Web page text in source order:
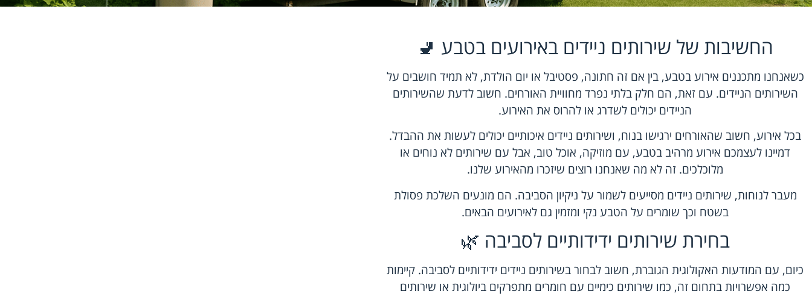
החשיבות של שירותים ניידים באירועים בטבע 🚽
כשאנחנו מתכננים אירוע בטבע, בין אם זה חתונה, פסטיבל או יום הולדת, לא תמיד חושבים על
השירותים הניידים. עם זאת, הם חלק בלתי נפרד מחוויית האורחים. חשוב לדעת שהשירותים
הניידים יכולים לשדרג או להרוס את האירוע.
בכל אירוע, חשוב שהאורחים ירגישו בנוח, ושירותים ניידים איכותיים יכולים לעשות את ההבדל.
דמיינו לעצמכם אירוע מרהיב בטבע, עם מוזיקה, אוכל טוב, אבל עם שירותים לא נוחים או
מלוכלכים. זה לא מה שאנחנו רוצים שיזכרו מהאירוע שלנו.
מעבר לנוחות, שירותים ניידים מסייעים לשמור על ניקיון הסביבה. הם מונעים השלכת פסולת
בשטח וכך שומרים על הטבע נקי ומזמין גם לאירועים הבאים.
בחירת שירותים ידידותיים לסביבה 🌿
כיום, עם המודעות האקולוגית הגוברת, חשוב לבחור בשירותים ניידים ידידותיים לסביבה. קיימות
כמה אפשרויות בתחום זה, כמו שירותים כימיים עם חומרים מתפרקים ביולוגית או שירותים